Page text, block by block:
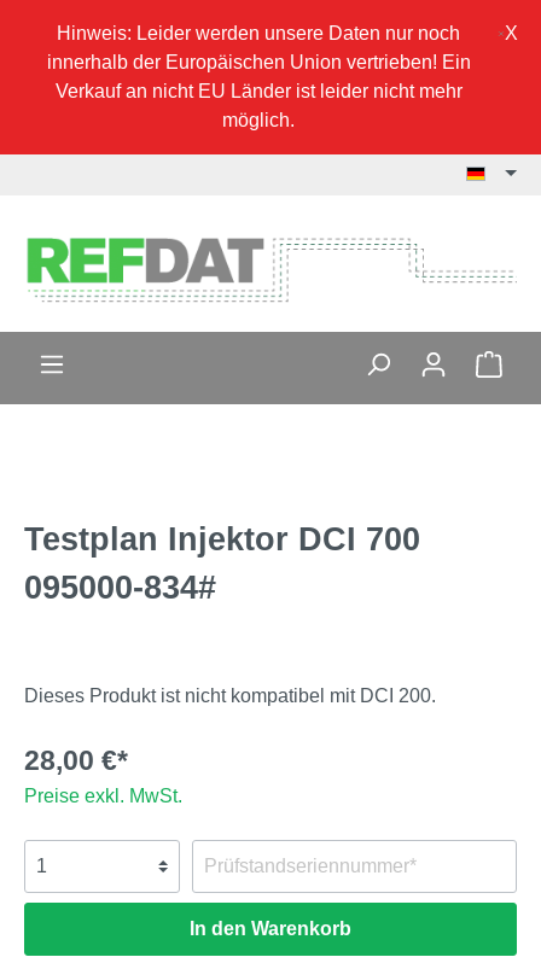
Hinweis: Leider werden unsere Daten nur noch
innerhalb der Europäischen Union vertrieben! Ein
Verkauf an nicht EU Länder ist leider nicht mehr
möglich.
Testplan Injektor DCI 700
095000-834#
Dieses Produkt ist nicht kompatibel mit DCI 200.
28,00 €*
Preise exkl. MwSt.
In den Warenkorb